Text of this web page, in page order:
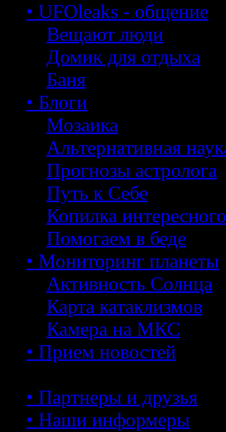
• UFOleaks - общение
Вещают люди
Домик для отдыха
Баня
• Блоги
Мозаика
Альтернативная
Прогнозы астролога
Путь к Себе
Копилка интересного
Помогаем в беде
• Мониторинг планеты
Активность Солнца
Карта катаклизмов
Камера на МКС
• Прием новостей
• Партнеры и друзья
• Наши информеры